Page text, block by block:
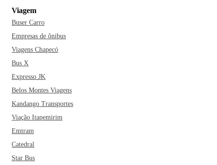
Viagem
Buser Carro
Empresas de ônibus
Viagens Chapecó
Bus X
Expresso JK
Belos Montes Viagens
Kandango Transportes
Viação Itapemirim
Emtram
Catedral
Star Bus